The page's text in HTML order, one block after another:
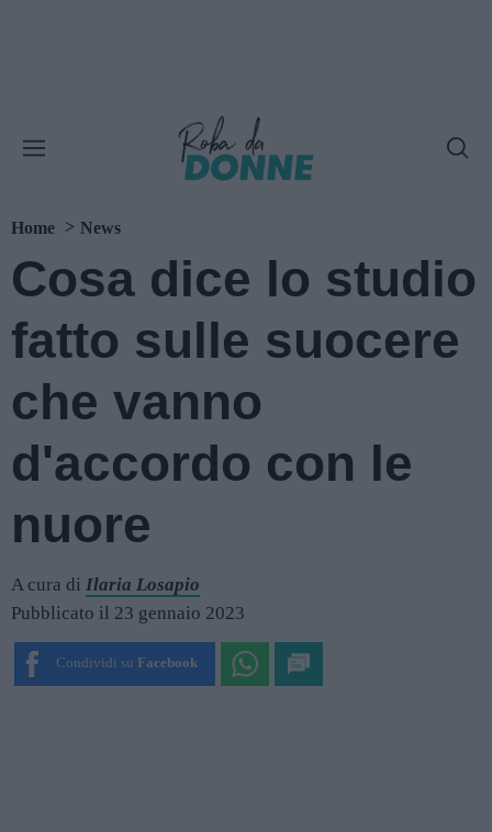
Home News
Cosa dice lo studio
fatto sulle suocere
che vanno
d'accordo con le
nuore
A cura di Ilaria Losapio
Pubblicato il 23 gennaio 2023
Condividi su Facebook